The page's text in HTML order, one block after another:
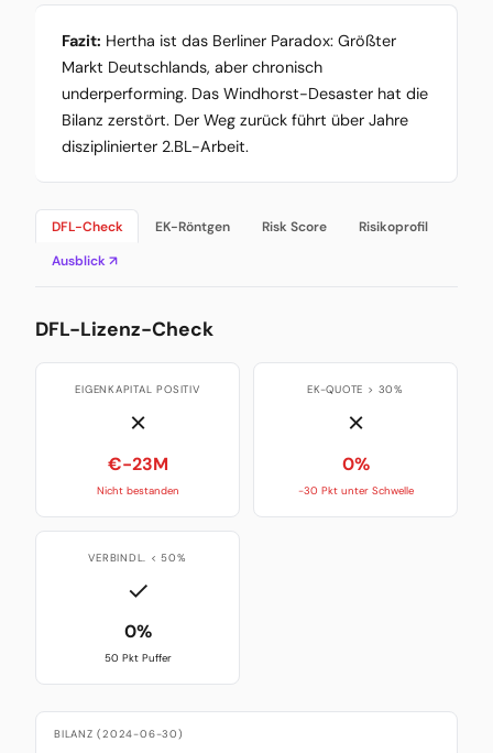
Fazit: Hertha ist das Berliner Paradox: Größter
Markt Deutschlands, aber chronisch
underperforming. Das Windhorst-Desaster hat die
Bilanz zerstört. Der Weg zurück führt über Jahre
disziplinierter 2.BL-Arbeit.
DFL-Check EK-Röntgen Risk Score
Risikoprofil
Ausblick ↗
DFL-Lizenz-Check
EIGENKAPITAL POSITIV
✗
€-23M
Nicht bestanden
EK-QUOTE > 30%
✗
0%
-30 Pkt unter Schwelle
VERBINDL. < 50%
✓
0%
50 Pkt Puffer
BILANZ (2024-06-30)